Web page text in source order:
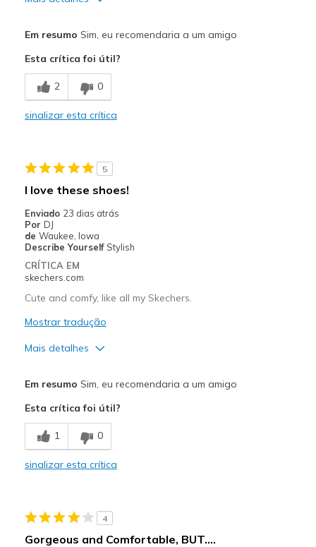
Comfortable
Stylish
Travel
Width
Feels true to width
Sizing
View On Shoes
I'm Really Into Shoes
Em resumo Sim, eu recomendaria a um amigo
Esta crítica foi útil?
2 0
sinalizar esta crítica
5
I love these shoes!
Enviado 23 dias atrás
Por DJ
de Waukee, Iowa
Describe Yourself Stylish
CRÍTICA EM
skechers.com
Cute and comfy, like all my Skechers.
Mostrar tradução
Mais detalhes
Comfortable
Stylish
Em resumo Sim, eu recomendaria a um amigo
Esta crítica foi útil?
1 0
sinalizar esta crítica
4
Gorgeous and Comfortable, BUT....